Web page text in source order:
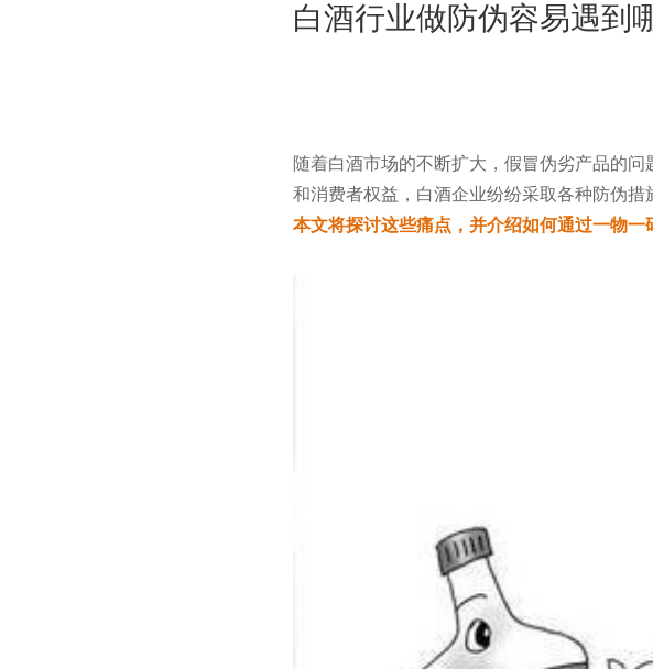
白酒行业做防伪容易遇到
随着白酒市场的不断扩大，假冒伪劣产品的
和消费者权益，白酒企业纷纷采取各种防伪措
本文将探讨这些痛点，并介绍如何通过一物一